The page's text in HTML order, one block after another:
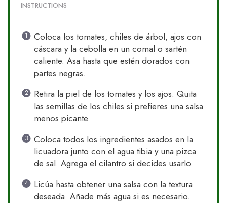
INSTRUCTIONS
Coloca los tomates, chiles de árbol, ajos con
cáscara y la cebolla en un comal o sartén
caliente. Asa hasta que estén dorados con
partes negras.
Retira la piel de los tomates y los ajos. Quita
las semillas de los chiles si prefieres una salsa
menos picante.
Coloca todos los ingredientes asados en la
licuadora junto con el agua tibia y una pizca
de sal. Agrega el cilantro si decides usarlo.
Licúa hasta obtener una salsa con la textura
deseada. Añade más agua si es necesario.